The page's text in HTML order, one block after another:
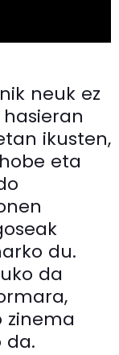
neuk ez
ikusten,
eta
du.
da
zinema
da.